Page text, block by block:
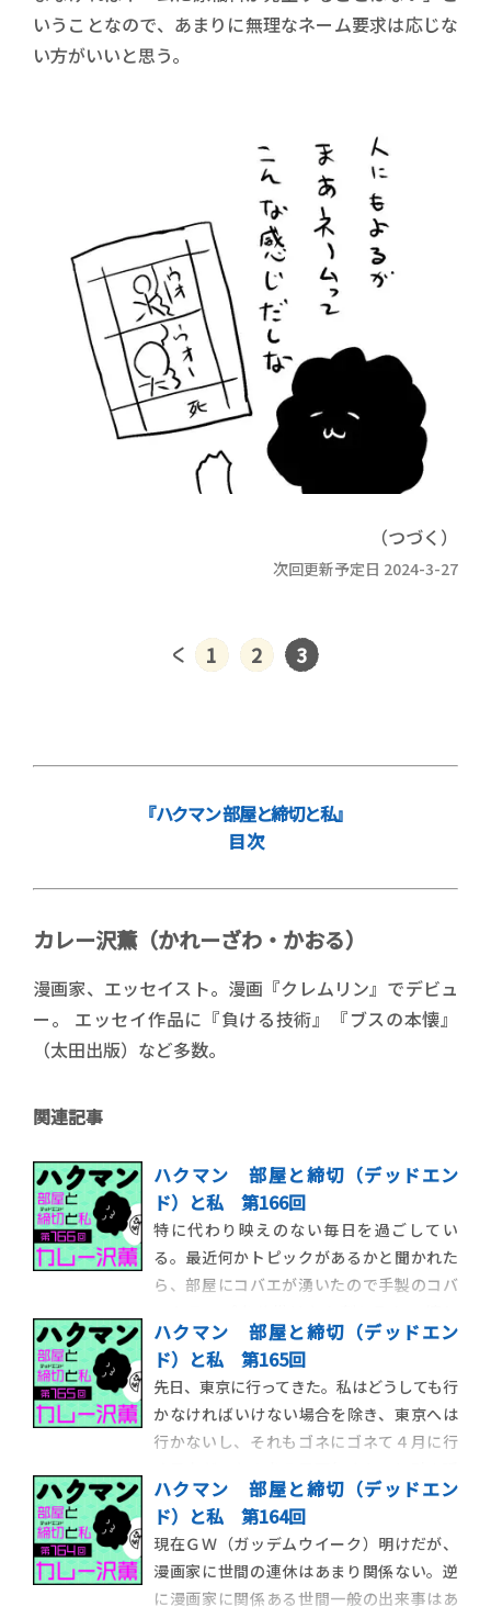
いうことなので、あまりに無理なネーム要求は応じな
い方がいいと思う。
（つづく）
次回更新予定日 2024-3-27
1 2 3
『ハクマン 部屋と締切と私』
目 次
カレー沢薫（かれーざわ・かおる）
漫画家、エッセイスト。漫画『クレムリン』でデビュ
ー。 エッセイ作品に『負ける技術』『ブスの本懐』
（太田出版）など多数。
関連記事
ハクマン 部屋と締切（デッドエン
ド）と私 第166回
特に代わり映えのない毎日を過ごしてい
る。最近何かトピックがあるかと聞かれた
ら、部屋にコバエが湧いたので手製のコバ
い、という話をしだす程度には特筆するこ
とがない。だが、今朝起きたら、トラップ
自体が腐ってコバエのキャンプ地になってい
たので、やはり人生のスパイスは、与えら
れるのを待つのでは
ハクマン 部屋と締切（デッドエン
ド）と私 第165回
先日、東京に行ってきた。私はどうしても行
かなければいけない場合を除き、東京へは
行かないし、それもゴネにゴネて４月に行
ばす。ついに万策尽きて行くことになった
としても、用が済んだらすぐ帰るので、東京
滞在時間が飛行機に乗っている時間より短
いことすらある。今回はＳ（hit）学館の用
であり、
ハクマン 部屋と締切（デッドエン
ド）と私 第164回
現在ＧＷ（ガッデムウイーク）明けだが、
漫画家に世間の連休はあまり関係ない。逆
に漫画家に関係ある世間一般の出来事はあ